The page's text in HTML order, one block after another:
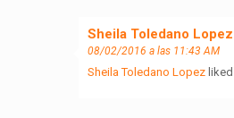
Sheila Toledano Lopez
08/02/2016 a las 11:43 AM
Sheila Toledano Lopez